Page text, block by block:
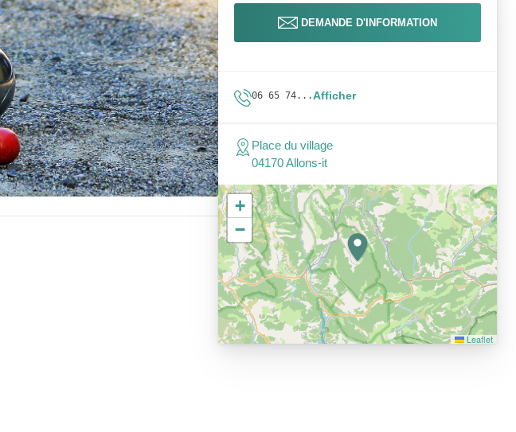
DEMANDE D'INFORMATION
06 65 74...Afficher
Place du village
04170 Allons-it
+
−
Leaflet